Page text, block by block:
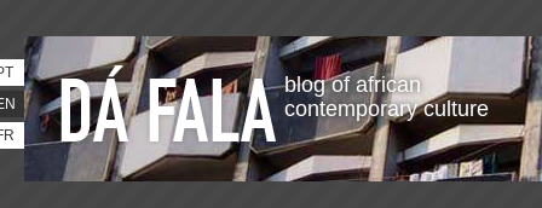
blog of african
contemporary culture